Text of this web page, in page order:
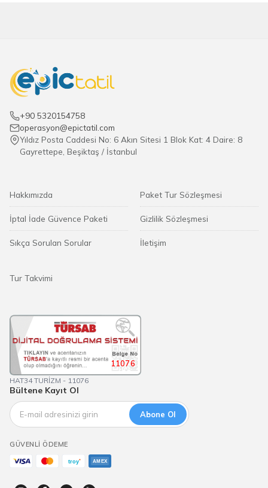
+90 5320154758
operasyon@epictatil.com
Yıldız Posta Caddesi No: 6 Akın Sitesi 1 Blok Kat: 4 Daire: 8
Gayrettepe, Beşiktaş / İstanbul
Hakkımızda
İptal İade Güvence Paketi
Sıkça Sorulan Sorular
Paket Tur Sözleşmesi
Gizlilik Sözleşmesi
İletişim
Tur Takvimi
11076
HAT34 TURİZM - 11076
Bültene Kayıt Ol
Abone Ol
GÜVENLI ÖDEME